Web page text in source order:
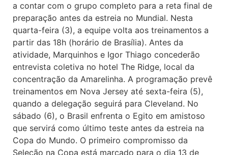
a contar com o grupo completo para a reta final de
preparação antes da estreia no Mundial. Nesta
quarta-feira (3), a equipe volta aos treinamentos a
partir das 18h (horário de Brasília). Antes da
atividade, Marquinhos e Igor Thiago concederão
entrevista coletiva no hotel The Ridge, local da
concentração da Amarelinha. A programação prevê
treinamentos em Nova Jersey até sexta-feira (5),
quando a delegação seguirá para Cleveland. No
sábado (6), o Brasil enfrenta o Egito em amistoso
que servirá como último teste antes da estreia na
Copa do Mundo. O primeiro compromisso da
Seleção na Copa está marcado para o dia 13 de